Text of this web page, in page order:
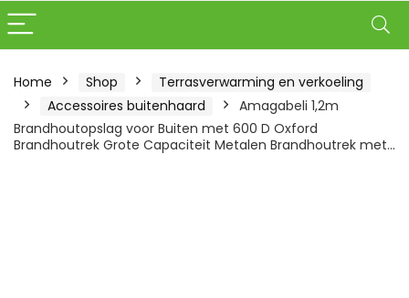
Home Shop
Terrasverwarming en verkoeling
Accessoires buitenhaard
Amagabeli 1,2m
Brandhoutopslag voor Buiten met 600 D Oxford
Brandhoutrek Grote Capaciteit Metalen Brandhoutrek met…